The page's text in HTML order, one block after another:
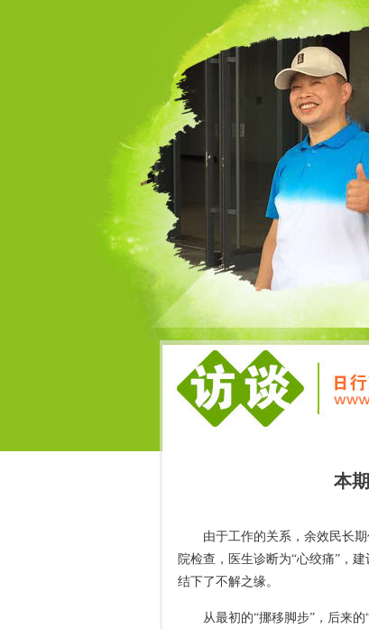
本
由于工作的关系，余效民长
院检查，医生诊断为“心绞痛”，
结下了不解之缘。
从最初的“挪移脚步”，后来